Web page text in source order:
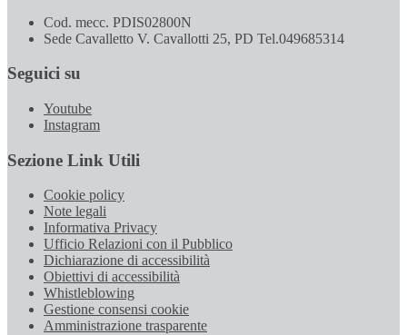
Cod. mecc. PDIS02800N
Sede Cavalletto V. Cavallotti 25, PD Tel.049685314
Seguici su
Youtube
Instagram
Sezione Link Utili
Cookie policy
Note legali
Informativa Privacy
Ufficio Relazioni con il Pubblico
Dichiarazione di accessibilità
Obiettivi di accessibilità
Whistleblowing
Gestione consensi cookie
Amministrazione trasparente